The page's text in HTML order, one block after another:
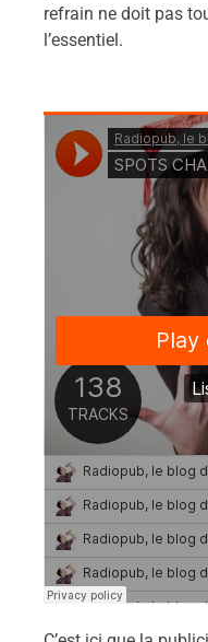
refrain ne doit pas
l’essentiel.